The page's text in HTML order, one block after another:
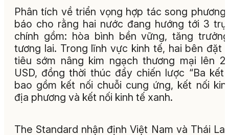
Phân tích về triển vọng hợp tác song
báo cho rằng hai nước đang hướng tới 3
chính gồm: hòa bình bền vững, tăng
tương lai. Trong lĩnh vực kinh tế, hai bên đặt
tiêu sớm nâng kim ngạch thương mại lên
USD, đồng thời thúc đẩy chiến lược “Ba kết
bao gồm kết nối chuỗi cung ứng, kết nối
địa phương và kết nối kinh tế xanh.
The Standard nhận định Việt Nam và Thái